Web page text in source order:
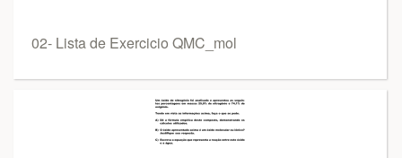
02- Lista de Exercicio QMC_mol